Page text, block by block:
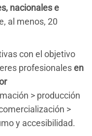
nacionales e
al menos, 20
con el objetivo
profesionalesen
> producción
>
y accesibilidad.